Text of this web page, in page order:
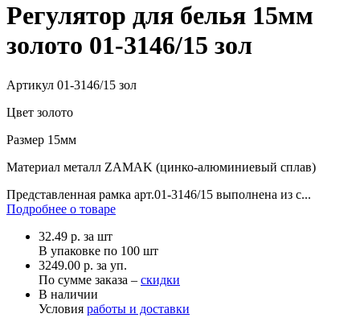
Регулятор для белья 15мм
золото 01-3146/15 зол
Артикул 01-3146/15 зол
Цвет золото
Размер 15мм
Материал металл ZAMAK (цинко-алюминиевый сплав)
Представленная рамка арт.01-3146/15 выполнена из с...
Подробнее о товаре
32.49 р. за шт
В упаковке по 100 шт
3249.00 р. за уп.
По сумме заказа – скидки
В наличии
Условия работы и доставки